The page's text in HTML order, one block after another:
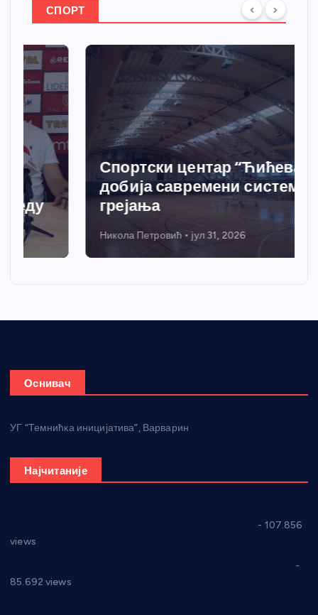
СПОРТ
Спортски центар “Ћићевац”
добија савремени систем
грејања
Никола Петровић јул 31, 2026
Оснивач
УГ “Темнићка иницијатива”, Варварин
Најчитаније
- 107.856
views
-
85.692 views